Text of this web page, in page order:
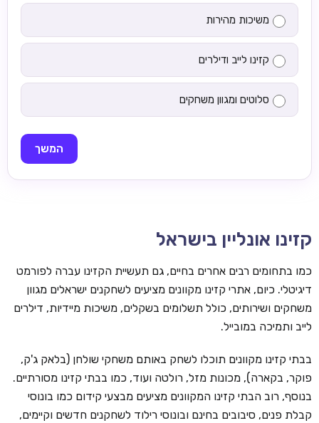
משיכות מהירות
קזינו לייב ודילרים
סלוטים ומגוון משחקים
המשך
קזינו אונליין בישראל
כמו בתחומים רבים אחרים בחיים, גם תעשיית הקזינו עברה לפורמט
דיגיטלי. כיום, אתרי קזינו מקוונים מציעים לשחקנים ישראלים מגוון
משחקים ושירותים, כולל תשלומים בשקלים, משיכות מיידיות, דילרים
לייב ותמיכה במובייל.
בבתי קזינו מקוונים תוכלו לשחק באותם משחקי שולחן (בלאק ג'ק,
פוקר, בקארה), מכונות מזל, רולטה ועוד, כמו בבתי קזינו מסורתיים.
בנוסף, רוב הבתי קזינו המקוונים מציעים מבצעי קידום כמו בונוסי
קבלת פנים, סיבובים בחינם ובונוסי רילוד לשחקנים חדשים וקיימים,